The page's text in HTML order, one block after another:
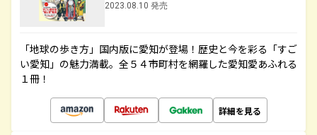
2023.08.10 発売
「地球の歩き方」国内版に愛知が登場！歴史と今を彩る「すご
い愛知」の魅力満載。全５４市町村を網羅した愛知愛あふれる
１冊！
詳細を見る